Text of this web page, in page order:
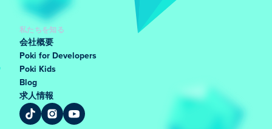
私たちを知る
会社概要
Poki for Developers
Poki Kids
Blog
求人情報